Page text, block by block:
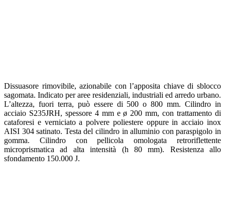
Dissuasore rimovibile, azionabile con l’apposita chiave di sblocco
sagomata. Indicato per aree residenziali, industriali ed arredo urbano.
L’altezza, fuori terra, può essere di 500 o 800 mm. Cilindro in
acciaio S235JRH, spessore 4 mm e ø 200 mm, con trattamento di
cataforesi e verniciato a polvere poliestere oppure in acciaio inox
AISI 304 satinato. Testa del cilindro in alluminio con paraspigolo in
gomma. Cilindro con pellicola omologata retroriflettente
microprismatica ad alta intensità (h 80 mm). Resistenza allo
sfondamento 150.000 J.